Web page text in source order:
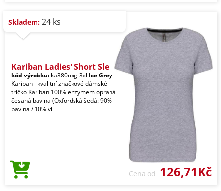
Skladem: 24 ks
Kariban Ladies' Short Sle
kód výrobku: ka380oxg-3xl Ice Grey
Kariban - kvalitní značkové dámské
tričko Kariban 100% enzymem opraná
česaná bavlna (Oxfordská šedá: 90%
bavlna / 10% vi
Cena od 126,71Kč